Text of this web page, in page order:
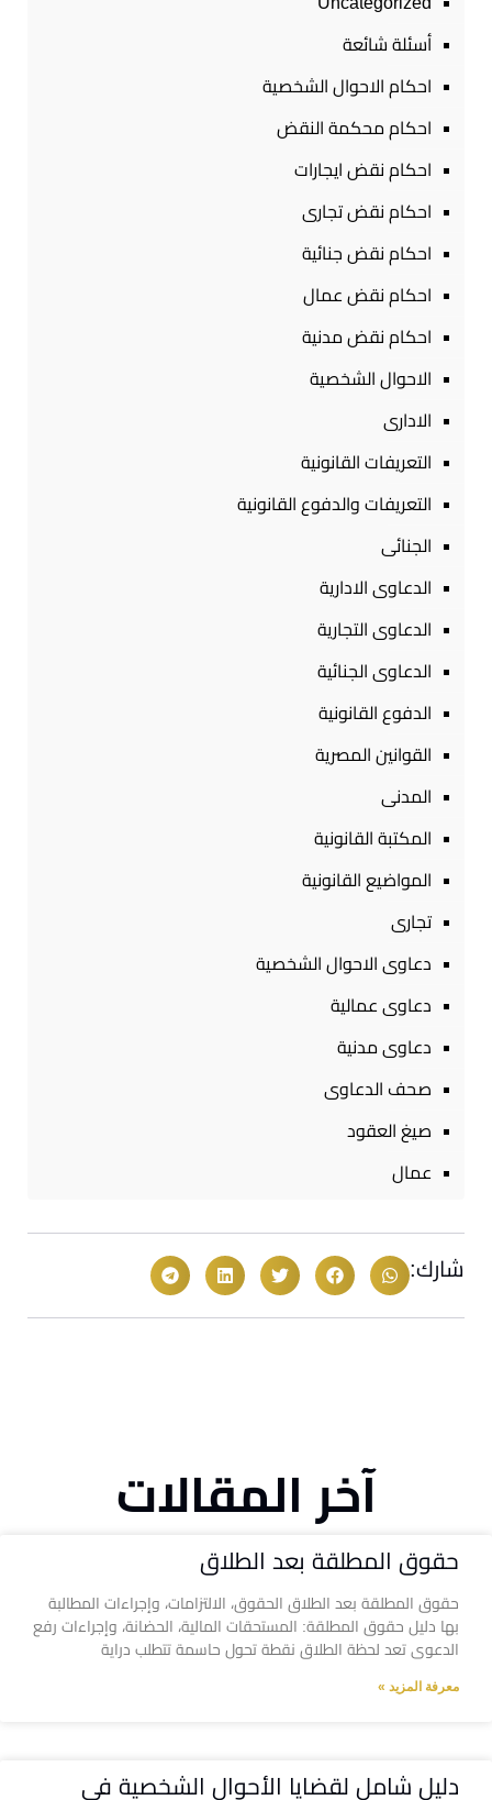
أسئلة شائعة
احكام الاحوال الشخصية
احكام محكمة النقض
احكام نقض ايجارات
احكام نقض تجارى
احكام نقض جنائية
احكام نقض عمال
احكام نقض مدنية
الاحوال الشخصية
الادارى
التعريفات القانونية
التعريفات والدفوع القانونية
الجنائى
الدعاوى الادارية
الدعاوى التجارية
الدعاوى الجنائية
الدفوع القانونية
القوانين المصرية
المدنى
المكتبة القانونية
المواضيع القانونية
تجارى
دعاوى الاحوال الشخصية
دعاوى عمالية
دعاوى مدنية
صحف الدعاوى
صيغ العقود
عمال
شارك:
آخر المقالات
حقوق المطلقة بعد الطلاق
حقوق المطلقة بعد الطلاق الحقوق، الالتزامات، وإجراءات المطالبة
بها دليل حقوق المطلقة: المستحقات المالية، الحضانة، وإجراءات رفع
الدعوى تعد لحظة الطلاق نقطة تحول حاسمة تتطلب دراية
معرفة المزيد »
دليل شامل لقضايا الأحوال الشخصية في